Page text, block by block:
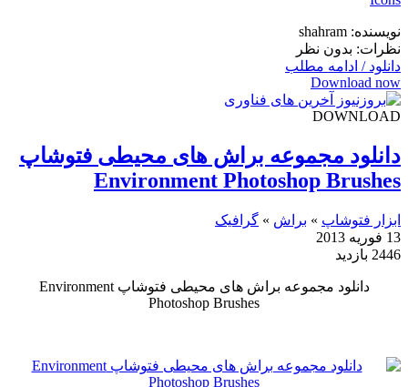
نویسنده: shahram
نظرات: بدون نظر
دانلود / ادامه مطلب
Download now
DOWNLOAD
دانلود مجموعه براش های محیطی فتوشاپ
Environment Photoshop Brushes
ابزار فتوشاپ » براش » گرافیک
13 فوریه 2013
2446 بازدید
دانلود مجموعه براش های محیطی فتوشاپ Environment
Photoshop Brushes